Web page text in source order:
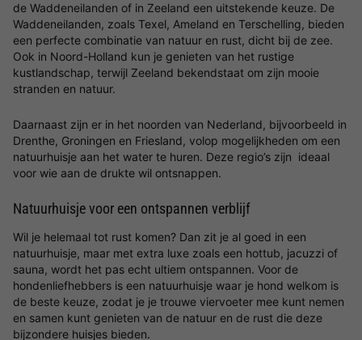
de Waddeneilanden of in Zeeland een uitstekende keuze. De
Waddeneilanden, zoals Texel, Ameland en Terschelling, bieden
een perfecte combinatie van natuur en rust, dicht bij de zee.
Ook in Noord-Holland kun je genieten van het rustige
kustlandschap, terwijl Zeeland bekendstaat om zijn mooie
stranden en natuur.
Daarnaast zijn er in het noorden van Nederland, bijvoorbeeld in
Drenthe, Groningen en Friesland, volop mogelijkheden om een
natuurhuisje aan het water te huren. Deze regio’s zijn ideaal
voor wie aan de drukte wil ontsnappen.
Natuurhuisje voor een ontspannen verblijf
Wil je helemaal tot rust komen? Dan zit je al goed in een
natuurhuisje, maar met extra luxe zoals een hottub, jacuzzi of
sauna, wordt het pas echt ultiem ontspannen. Voor de
hondenliefhebbers is een natuurhuisje waar je hond welkom is
de beste keuze, zodat je je trouwe viervoeter mee kunt nemen
en samen kunt genieten van de natuur en de rust die deze
bijzondere huisjes bieden.